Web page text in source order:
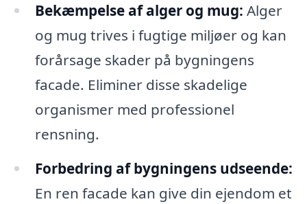
Bekæmpelse af alger og mug: Alger
og mug trives i fugtige miljøer og kan
forårsage skader på bygningens
facade. Eliminer disse skadelige
organismer med professionel
rensning.
Forbedring af bygningens udseende:
En ren facade kan give din ejendom et